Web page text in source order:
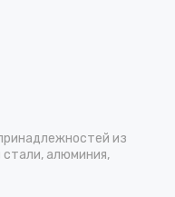
из
алюминия,